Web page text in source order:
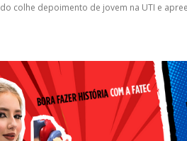
colhe depoimento de jovem na UTI e